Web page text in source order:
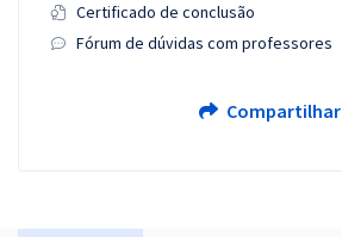
Certificado de conclusão
Fórum de dúvidas com professores
Compartilhar